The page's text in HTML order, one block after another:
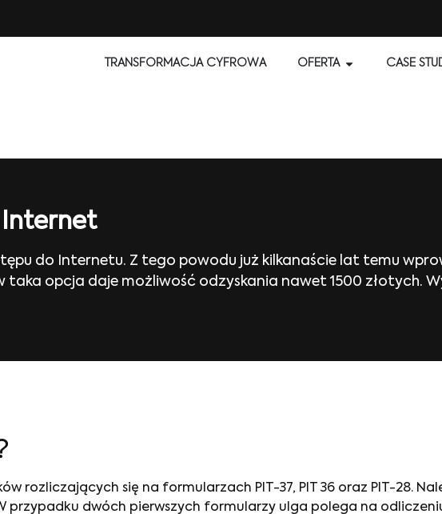
TRANSFORMACJA CYFROWA OFERTA CASE
Internet
do Internetu. Z tego powodu już kilkanaście lat temu
taka opcja daje możliwość odzyskania nawet 1500 złotych.
rozliczających się na formularzach PIT-37, PIT 36 oraz PIT-28.
dwóch pierwszych formularzy ulga polega na